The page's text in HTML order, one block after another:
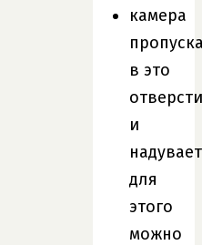
камера
в это
и
для
этого
можно